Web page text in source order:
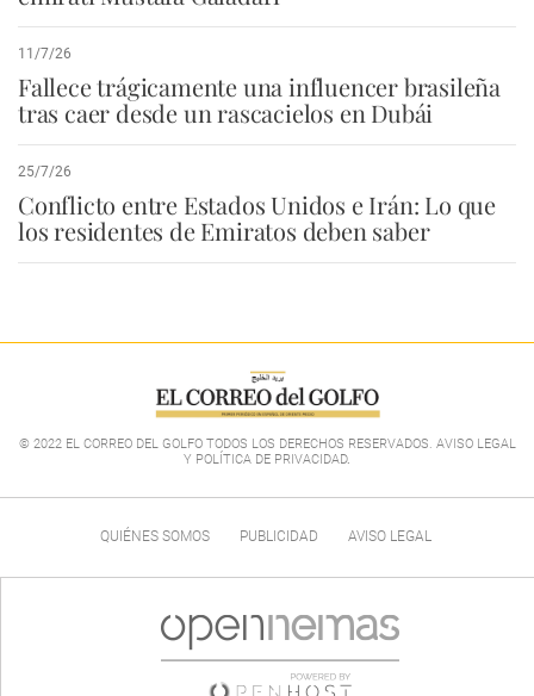
11/7/26
Fallece trágicamente una influencer brasileña
tras caer desde un rascacielos en Dubái
25/7/26
Conflicto entre Estados Unidos e Irán: Lo que
los residentes de Emiratos deben saber
© 2022 EL CORREO DEL GOLFO TODOS LOS DERECHOS RESERVADOS. AVISO LEGAL
Y POLÍTICA DE PRIVACIDAD.
QUIÉNES SOMOS PUBLICIDAD AVISO LEGAL